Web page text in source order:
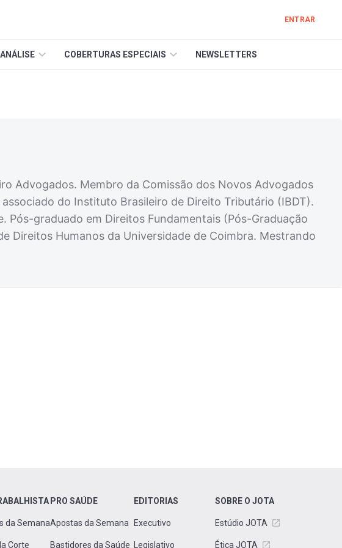
ENTRAR
COBERTURAS ESPECIAIS NEWSLETTERS
Advogados. Membro da Comissão dos Novos Advogados
do Instituto Brasileiro de Direito Tributário (IBDT).
Pós-graduado em Direitos Fundamentais (Pós-Graduação
Direitos Humanos da Universidade de Coimbra. Mestrando
da Semana
Corte
PRO SAÚDE
Apostas da Semana
Bastidores da Saúde
EDITORIAS
Executivo
Legislativo
SOBRE O JOTA
Estúdio JOTA
Ética JOTA